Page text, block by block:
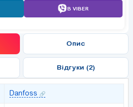
В VIBER
Опис
Відгуки (2)
Danfoss